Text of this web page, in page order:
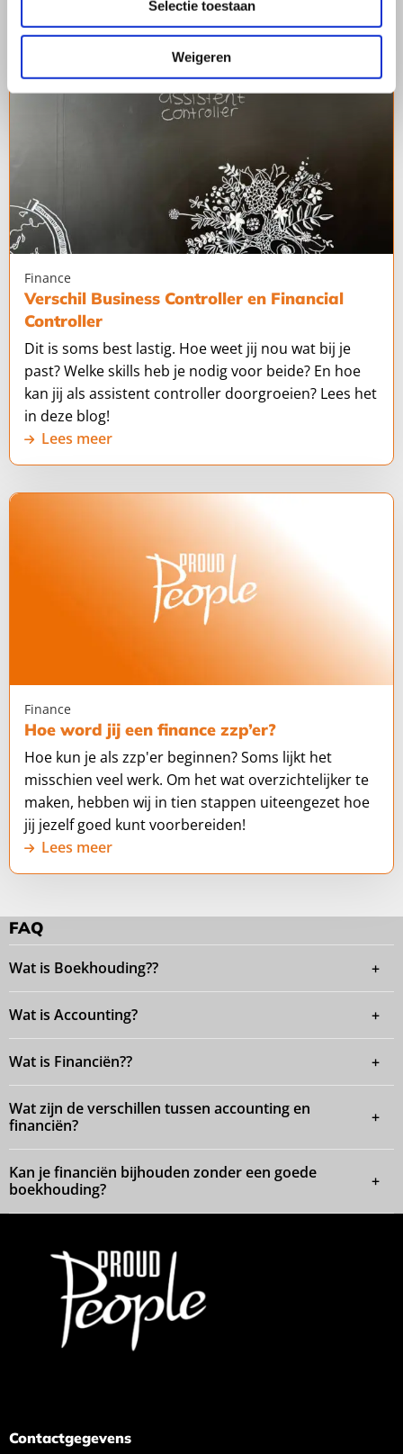
Selectie toestaan
Weigeren
Finance
Verschil Business Controller en Financial
Controller
Dit is soms best lastig. Hoe weet jij nou wat bij je
past? Welke skills heb je nodig voor beide? En hoe
kan jij als assistent controller doorgroeien? Lees het
in deze blog!
Lees meer
Controller
Financial
Controller
Finance
Hoe word jij een finance zzp’er?
Hoe kun je als zzp'er beginnen? Soms lijkt het
misschien veel werk. Om het wat overzichtelijker te
maken, hebben wij in tien stappen uiteengezet hoe
jij jezelf goed kunt voorbereiden!
Lees meer
Lees
FAQ
Wat is Boekhouding??
Wat is Accounting?
Wat is Financiën??
Wat zijn de verschillen tussen accounting en
financiën?
Kan je financiën bijhouden zonder een goede
boekhouding?
Contactgegevens